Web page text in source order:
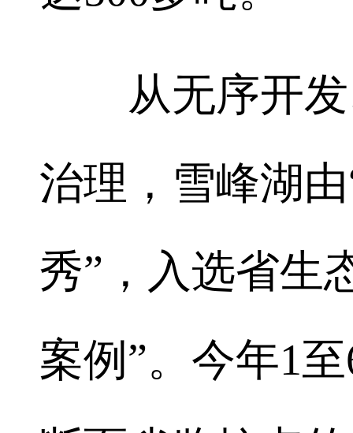
从无序开发
治理，雪峰湖
秀”，入选省生
案例”。今年1